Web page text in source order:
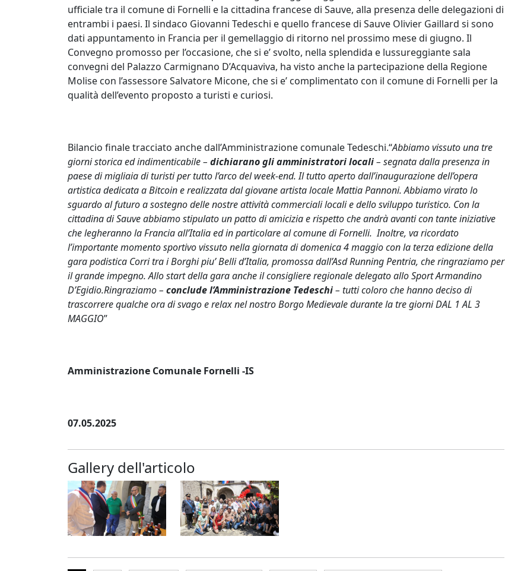
ufficiale tra il comune di Fornelli e la cittadina francese di Sauve, alla presenza delle delegazioni di
entrambi i paesi. Il sindaco Giovanni Tedeschi e quello francese di Sauve Olivier Gaillard si sono
dati appuntamento in Francia per il gemellaggio di ritorno nel prossimo mese di giugno. Il
Convegno promosso per l’occasione, che si e’ svolto, nella splendida e lussureggiante sala
convegni del Palazzo Carmignano D’Acquaviva, ha visto anche la partecipazione della Regione
Molise con l’assessore Salvatore Micone, che si e’ complimentato con il comune di Fornelli per la
qualità dell’evento proposto a turisti e curiosi.
Bilancio finale tracciato anche dall’Amministrazione comunale Tedeschi.“Abbiamo vissuto una tre
giorni storica ed indimenticabile – dichiarano gli amministratori locali– segnata dalla presenza in
paese di migliaia di turisti per tutto l’arco del week-end. Il tutto aperto dall’inaugurazione dell’opera
artistica dedicata a Bitcoin e realizzata dal giovane artista locale Mattia Pannoni. Abbiamo virato lo
sguardo al futuro a sostegno delle nostre attività commerciali locali e dello sviluppo turistico. Con la
cittadina di Sauve abbiamo stipulato un patto di amicizia e rispetto che andrà avanti con tante iniziative
che legheranno la Francia all’Italia ed in particolare al comune di Fornelli. Inoltre, va ricordato
l’importante momento sportivo vissuto nella giornata di domenica 4 maggio con la terza edizione della
gara podistica Corri tra i Borghi piu’ Belli d’Italia, promossa dall’Asd Running Pentria, che ringraziamo per
il grande impegno. Allo start della gara anche il consigliere regionale delegato allo Sport Armandino
D’Egidio.Ringraziamo – conclude l’Amministrazione Tedeschi– tutti coloro che hanno deciso di
trascorrere qualche ora di svago e relax nel nostro Borgo Medievale durante la tre giorni DAL 1 AL 3
MAGGIO”
Amministrazione Comunale Fornelli -IS
07.05.2025
Gallery dell'articolo